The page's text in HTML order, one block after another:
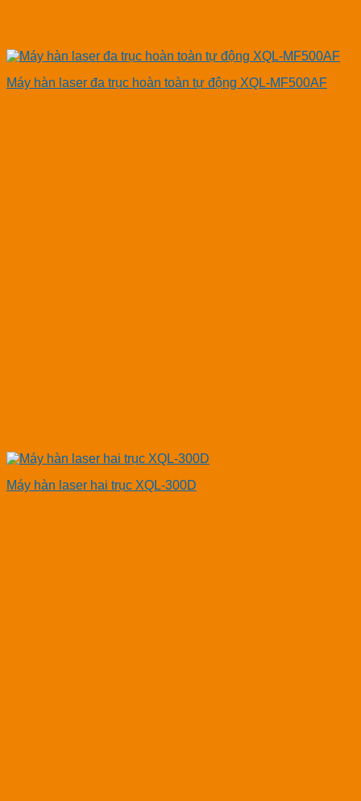
Máy hàn laser đa trục hoàn toàn tự động XQL-MF500AF
Máy hàn laser hai trục XQL-300D